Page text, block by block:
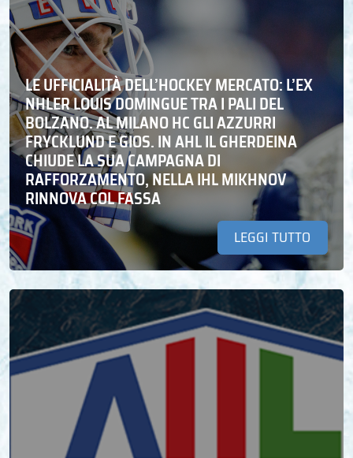
LE UFFICIALITÀ DELL’HOCKEY MERCATO: L’EX
NHLER LOUIS DOMINGUE TRA I PALI DEL
BOLZANO. AL MILANO HC GLI AZZURRI
FRYCKLUND E GIOS. IN AHL IL GHERDEINA
CHIUDE LA SUA CAMPAGNA DI
RAFFORZAMENTO, NELLA IHL MIKHNOV
RINNOVA COL FASSA
LEGGI TUTTO